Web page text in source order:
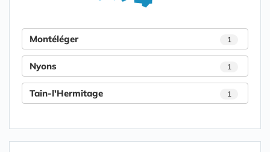
Montéléger 1
Nyons 1
Tain-l'Hermitage 1